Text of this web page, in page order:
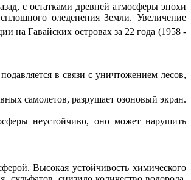
с остатками древней атмосферы эпохи
оледенения Земли. Увеличение
на Гавайских островах за 22 года (1958 -
в связи с уничтожением лесов,
самолетов, разрушает озоновый экран.
неустойчиво, оно может нарушить
Высокая устойчивость химического